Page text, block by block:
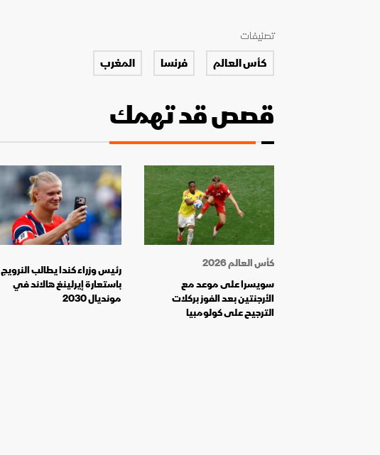
تصنيفات
كأس العالم فرنسا المغرب
قصص قد تهمك
كأس العالم 2026
سويسرا على موعد مع
الأرجنتين بعد الفوز بركلات
الترجيح على كولومبيا
رئيس وزراء كندا يطالب النرويج
باستعارة إيرلينغ هالاند في
مونديال 2030